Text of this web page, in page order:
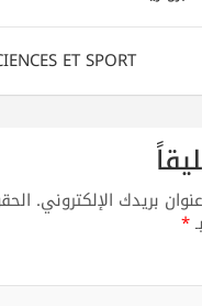
ET SPORT
بريدك الإلكتروني.
*